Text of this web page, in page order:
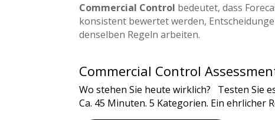
Commercial Control bedeutet, dass
konsistent bewertet werden,
denselben Regeln arbeiten.
Commercial Control
Wo stehen Sie heute wirklich? Testen Sie
Ca. 45 Minuten. 5 Kategorien. Ein ehrlicher